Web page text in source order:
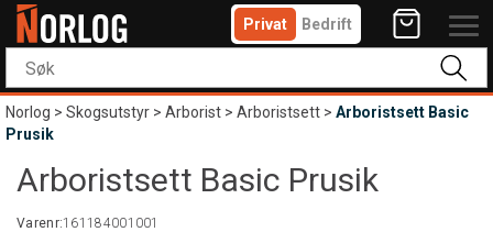
Privat Bedrift
Norlog>Skogsutstyr>Arborist>Arboristsett>Arboristsett Basic
Prusik
Arboristsett Basic Prusik
Varenr:161184001001